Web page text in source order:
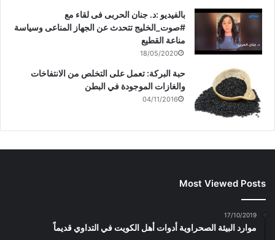
بالفيديو :د. جنان الحربى فى لقاء مع
#صوت_الخليج تتحدث عن الجهاز المناعى وسياسة
مناعة القطيع
18/05/2020
حبة البركة: تعمل على التخلص من الانتفاخات
والغازات الموجودة في البطن
04/11/2016
Most Viewed Posts
17/10/2019
موارد البيئة الصحراوية أدوات أهل الكويت في التداوي قديماً